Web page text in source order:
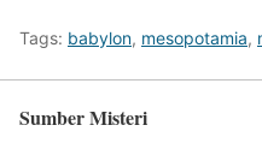
Tags: babylon, mesopotamia,
Sumber Misteri